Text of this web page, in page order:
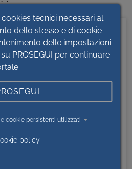
in corso
CONTRATTI
tecnici necessari al
dello stesso e di cookie
delle impostazioni
PROSEGUI per continuare
cookie persistenti utilizzati
policy